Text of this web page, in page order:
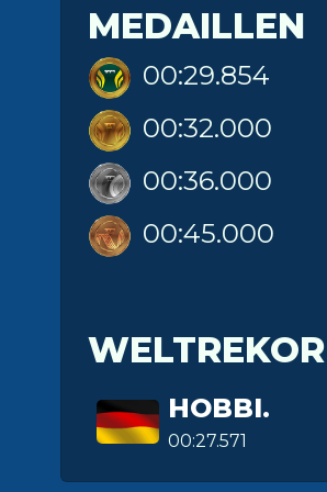
MEDAILLEN
00:29.854
00:32.000
00:36.000
00:45.000
HOBBI.
00:27.571